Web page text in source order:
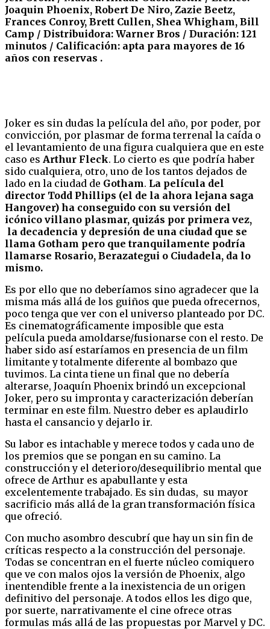
Joaquin Phoenix, Robert De Niro, Zazie Beetz,
Frances Conroy, Brett Cullen, Shea Whigham, Bill
Camp / Distribuidora: Warner Bros / Duración: 121
minutos / Calificación: apta para mayores de 16
años con reservas .
Joker es sin dudas la película del año, por poder, por
convicción, por plasmar de forma terrenal la caída o
el levantamiento de una figura cualquiera que en este
caso es Arthur Fleck. Lo cierto es que podría haber
sido cualquiera, otro, uno de los tantos dejados de
lado en la ciudad de Gotham. La película del
director Todd Phillips (el de la ahora lejana saga
Hangover) ha conseguido con su versión del
icónico villano plasmar, quizás por primera vez,
la decadencia y depresión de una ciudad que se
llama Gotham pero que tranquilamente podría
llamarse Rosario, Berazategui o Ciudadela, da lo
mismo.
Es por ello que no deberíamos sino agradecer que la
misma más allá de los guiños que pueda ofrecernos,
poco tenga que ver con el universo planteado por DC.
Es cinematográficamente imposible que esta
película pueda amoldarse/fusionarse con el resto. De
haber sido así estaríamos en presencia de un film
limitante y totalmente diferente al bombazo que
tuvimos. La cinta tiene un final que no debería
alterarse, Joaquín Phoenix brindó un excepcional
Joker, pero su impronta y caracterización deberían
terminar en este film. Nuestro deber es aplaudirlo
hasta el cansancio y dejarlo ir.
Su labor es intachable y merece todos y cada uno de
los premios que se pongan en su camino. La
construcción y el deterioro/desequilibrio mental que
ofrece de Arthur es apabullante y esta
excelentemente trabajado. Es sin dudas, su mayor
sacrificio más allá de la gran transformación física
que ofreció.
Con mucho asombro descubrí que hay un sin fin de
críticas respecto a la construcción del personaje.
Todas se concentran en el fuerte núcleo comiquero
que ve con malos ojos la versión de Phoenix, algo
inentendible frente a la inexistencia de un origen
definitivo del personaje. A todos ellos les digo que,
por suerte, narrativamente el cine ofrece otras
formulas más allá de las propuestas por Marvel y DC.